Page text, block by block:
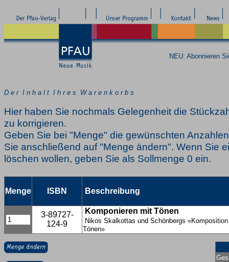
NEU: Abonnieren
D e r I n h a l t I h r e s W a r e n k o r b s
Hier haben Sie nochmals Gelegenheit die
zu korrigieren.
Geben Sie bei "Menge" die gewünschten
Sie anschließend auf "Menge ändern". Wenn Sie
löschen wollen, geben Sie als Sollmenge 0 ein.
Menge ISBN Beschreibung
3-89727-
124-9
Komponieren mit Tönen
Nikos Skalkottas und Schönbergs
Tönen»